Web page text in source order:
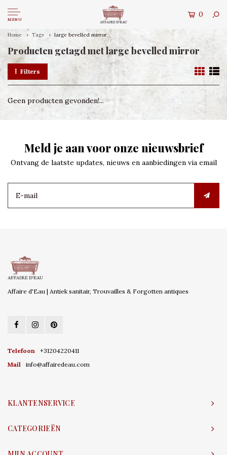
MENU
0
Home Tags large bevelled mirror
Producten getagd met large bevelled mirror
Filters
Geen producten gevonden!...
Meld je aan voor onze nieuwsbrief
Ontvang de laatste updates, nieuws en aanbiedingen via email
Affaire d'Eau | Antiek sanitair, Trouvailles & Forgotten antiques
Telefoon
+31204220411
Mail
info@affairedeau.com
KLANTENSERVICE
CATEGORIEËN